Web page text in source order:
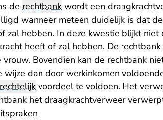
de rechtbank wordt een
wanneer meteen duidelijk is dat
zal hebben. In deze kwestie blijkt
heeft of zal hebben. De
vrouw. Bovendien kan de rechtbank
wijze dan door werkinkomen
voordeel te voldoen. Het
het draagkrachtverweer